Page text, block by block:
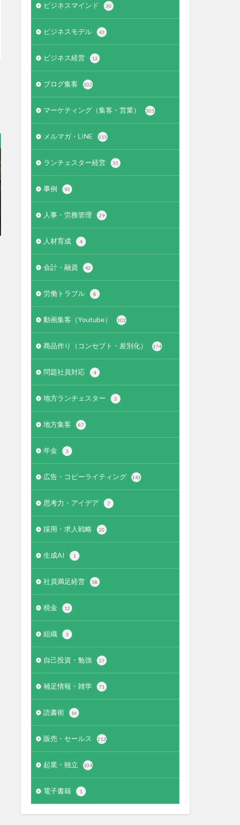
ビジネスマインド 30
ビジネスモデル 43
ビジネス経営 12
ブログ集客 102
マーケティング（集客・営業） 305
メルマガ・LINE 115
ランチェスター経営 35
事例 93
人事・労務管理 29
人材育成 4
会計・融資 42
労働トラブル 8
動画集客（Youtube） 102
商品作り（コンセプト・差別化） 174
問題社員対応 4
地方ランチェスター 3
地方集客 87
年金 3
広告・コピーライティング 143
思考力・アイデア 7
採用・求人戦略 20
生成AI 1
社員満足経営 58
税金 12
組織 3
自己投資・勉強 27
補足情報・雑学 71
読書術 16
販売・セールス 213
起業・独立 104
電子書籍 1